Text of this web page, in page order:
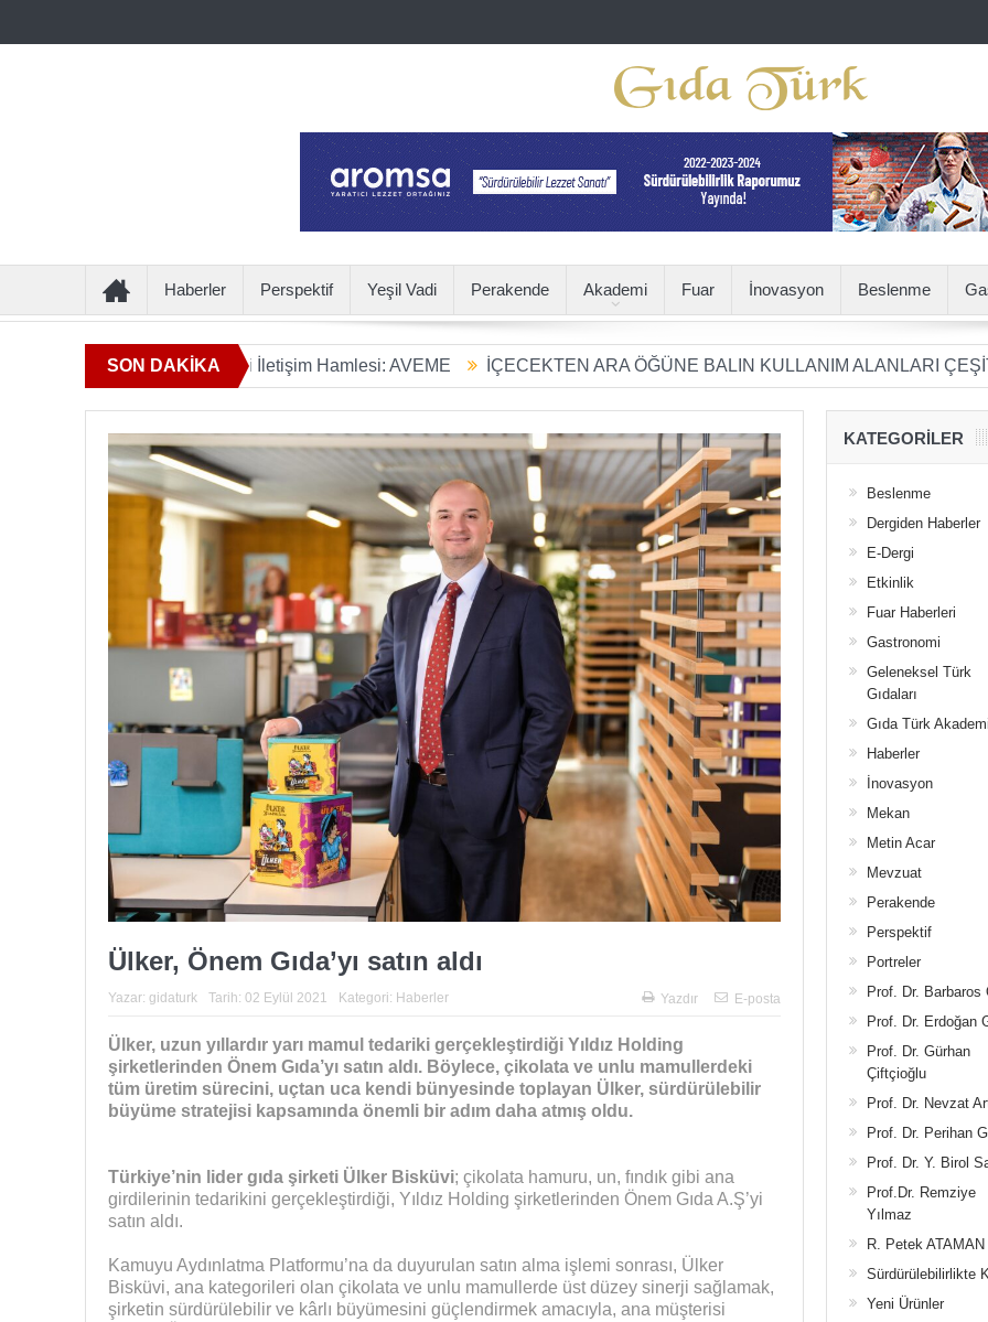
Haberler Perspektif Yeşil Vadi Perakende Akademi Fuar İnovasyon Beslenme
SON DAKİKA
Geçen Yeni İletişim Hamlesi: AVEME İÇECEKTEN ARA ÖĞÜNE BALIN KULLANIM ALANLARI ÇEŞİTLENİYOR
Ülker, Önem Gıda’yı satın aldı
Yazar: gidaturk Tarih: 02 Eylül 2021 Kategori: Haberler Yazdır E-posta
Ülker, uzun yıllardır yarı mamul tedariki gerçekleştirdiği Yıldız Holding
şirketlerinden Önem Gıda’yı satın aldı. Böylece, çikolata ve unlu mamullerdeki
tüm üretim sürecini, uçtan uca kendi bünyesinde toplayan Ülker, sürdürülebilir
büyüme stratejisi kapsamında önemli bir adım daha atmış oldu.
Türkiye’nin lider gıda şirketi Ülker Bisküvi; çikolata hamuru, un, fındık gibi ana
girdilerinin tedarikini gerçekleştirdiği, Yıldız Holding şirketlerinden Önem Gıda A.Ş’yi
satın aldı.
Kamuyu Aydınlatma Platformu’na da duyurulan satın alma işlemi sonrası, Ülker
Bisküvi, ana kategorileri olan çikolata ve unlu mamullerde üst düzey sinerji sağlamak,
şirketin sürdürülebilir ve kârlı büyümesini güçlendirmek amacıyla, ana müşterisi
KATEGORILER
Beslenme
Dergiden Haberler
E-Dergi
Etkinlik
Fuar Haberleri
Gastronomi
Geleneksel Türk
Gıdaları
Gıda Türk Akademi
Haberler
İnovasyon
Mekan
Metin Acar
Mevzuat
Perakende
Perspektif
Portreler
Prof. Dr. Barbaros
Prof. Dr. Erdoğan
Prof. Dr. Gürhan
Çiftçioğlu
Prof. Dr. Nevzat
Prof. Dr. Perihan
Prof. Dr. Y. Birol
Prof.Dr. Remziye
Yılmaz
R. Petek ATAMAN
Sürdürülebilirlikte
Yeni Ürünler